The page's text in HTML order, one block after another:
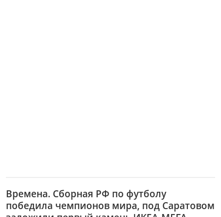
Времена. Сборная РФ по футболу
победила чемпионов мира, под Саратовом